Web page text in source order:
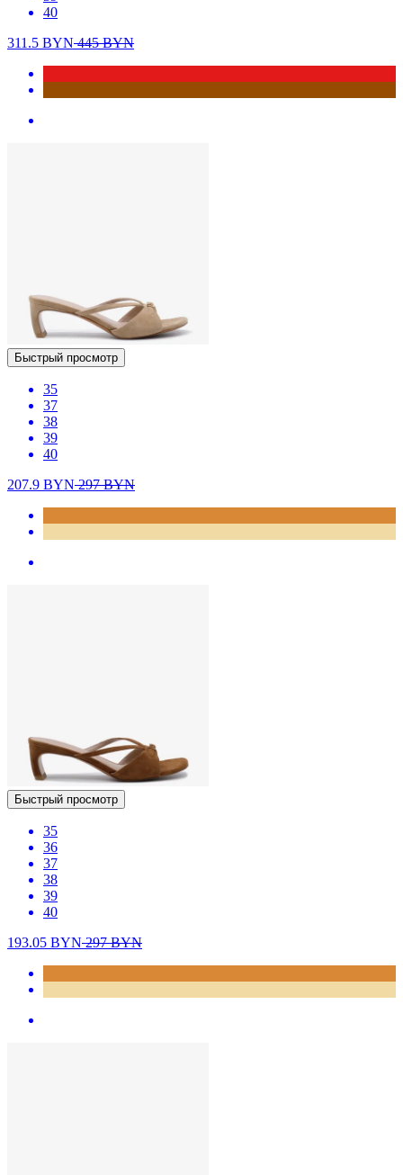
40
311.5 BYN445BYN
Быстрый просмотр
35
37
38
39
40
207.9 BYN297BYN
Быстрый просмотр
35
36
37
38
39
40
193.05 BYN297BYN